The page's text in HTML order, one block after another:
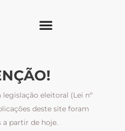
eleitoral (Lei nº
deste site foram
a partir de hoje.